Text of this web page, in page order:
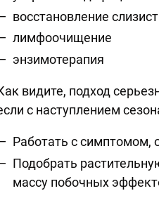
восстановление
лимфоочищение
энзимотерапия
видите, подход
с наступлением
Работать с симптомом,
Подобрать
массу побочных